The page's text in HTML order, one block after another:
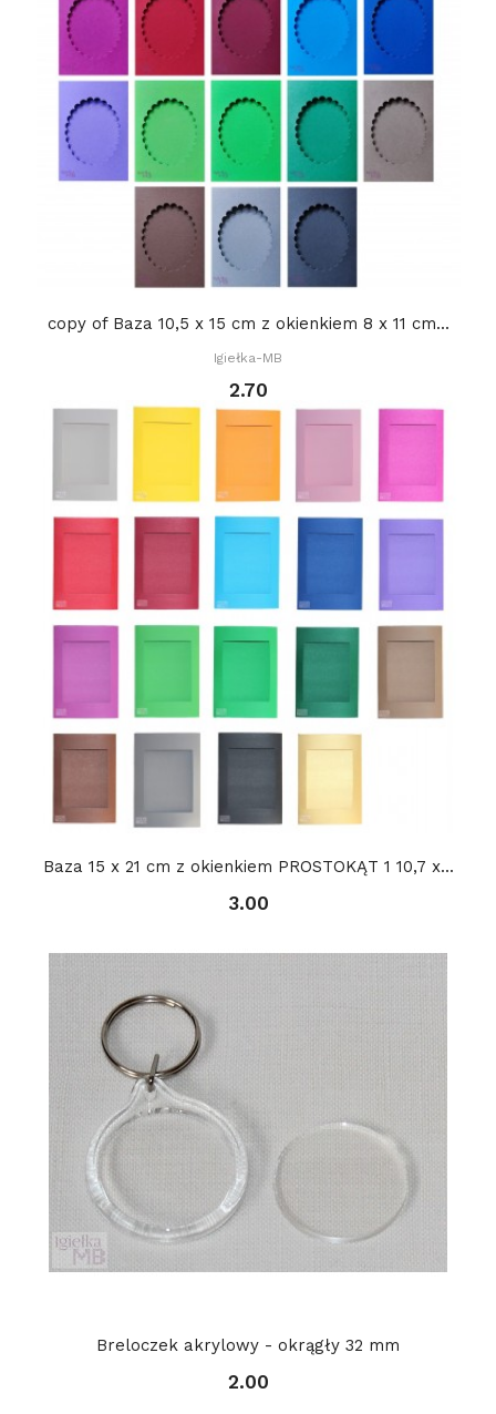
copy of Baza 10,5 x 15 cm z okienkiem 8 x 11 cm...
Igiełka-MB
2.70
Baza 15 x 21 cm z okienkiem PROSTOKĄT 1 10,7 x...
3.00
Breloczek akrylowy - okrągły 32 mm
2.00